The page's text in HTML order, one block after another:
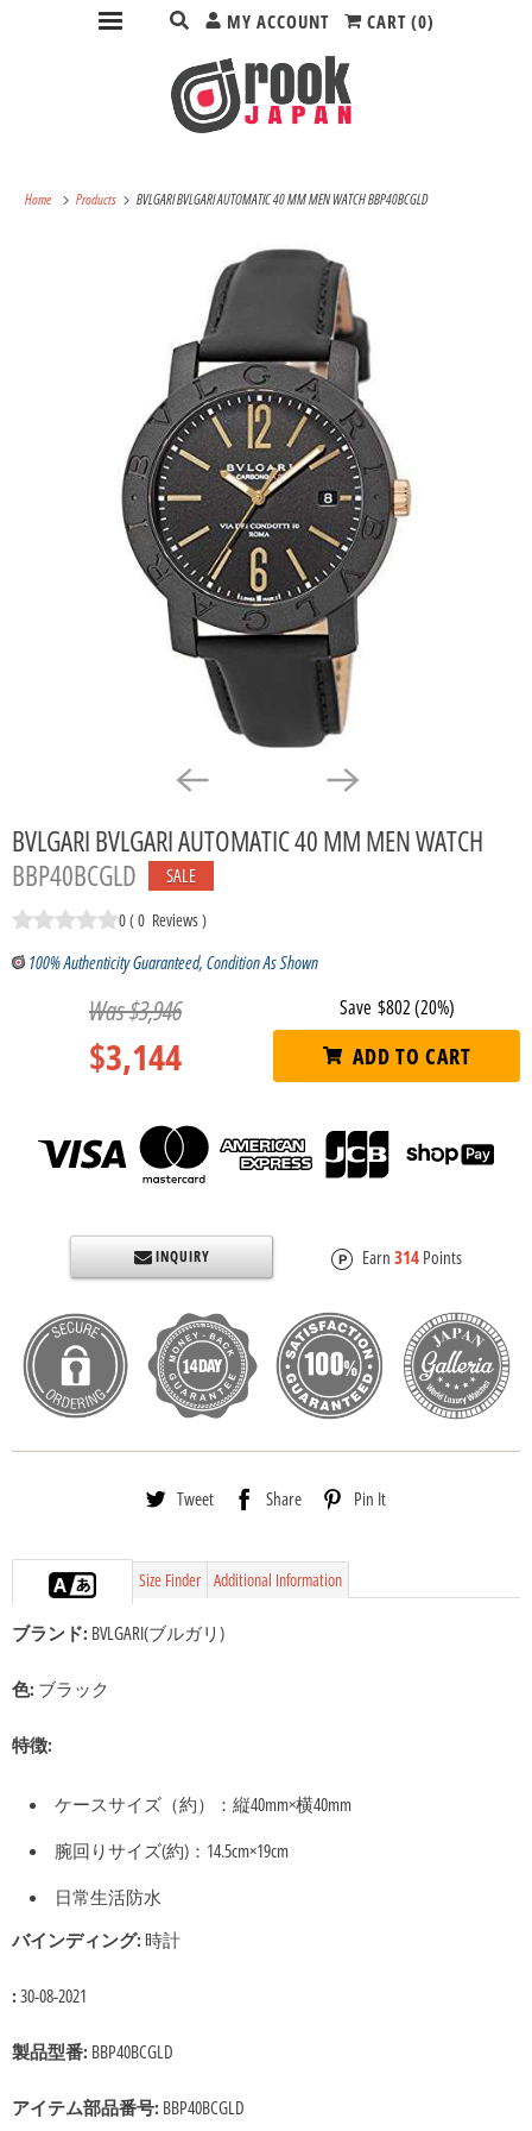
MY ACCOUNT CART (0)
Home Products BVLGARI BVLGARI AUTOMATIC 40 MM MEN WATCH BBP40BCGLD
BVLGARI BVLGARI AUTOMATIC 40 MM MEN WATCH
BBP40BCGLD
SALE
0(0 Reviews)
100% Authenticity Guaranteed, Condition As Shown
Was$3,946
$3,144
Save $802(20%)
ADD TO CART
INQUIRY Earn314 Points
Tweet Share Pin It
Size Finder Additional Information
ブランド: BVLGARI(ブルガリ)
色: ブラック
特徴:
ケースサイズ（約）：縦40mm×横40mm
腕回りサイズ(約)：14.5cm×19cm
日常生活防水
バインディング: 時計
: 30-08-2021
製品型番: BBP40BCGLD
アイテム部品番号: BBP40BCGLD